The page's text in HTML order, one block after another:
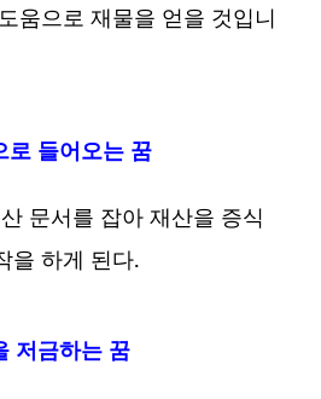
움으로 재물을 얻을 것입니
로 들어오는 꿈
문서를 잡아 재산을 증식
을 하게 된다.
저금하는 꿈